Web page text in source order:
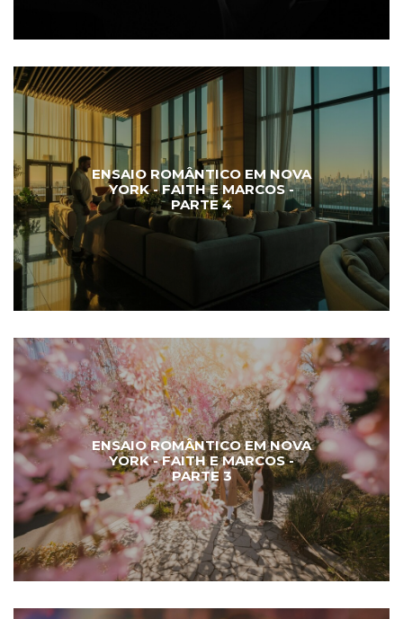
ENSAIO ROMÂNTICO EM NOVA
YORK - FAITH E MARCOS -
PARTE 4
ENSAIO ROMÂNTICO EM NOVA
YORK - FAITH E MARCOS -
PARTE 3